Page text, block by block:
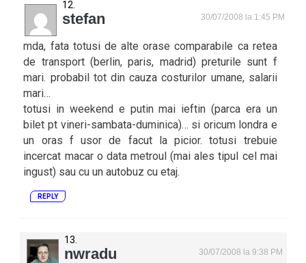
stefan 30/07/2008 la 1:45 PM
mda, fata totusi de alte orase comparabile ca retea
de transport (berlin, paris, madrid) preturile sunt f
mari. probabil tot din cauza costurilor umane, salarii
mari…
totusi in weekend e putin mai ieftin (parca era un
bilet pt vineri-sambata-duminica)… si oricum londra e
un oras f usor de facut la picior. totusi trebuie
incercat macar o data metroul (mai ales tipul cel mai
ingust) sau cu un autobuz cu etaj.
REPLY
nwradu 30/07/2008 la 9:38 PM